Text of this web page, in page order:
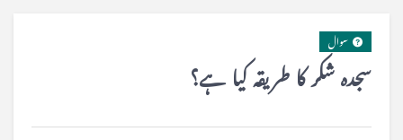
سجدہ شکر کا طریقہ کیا ہے؟
سوال